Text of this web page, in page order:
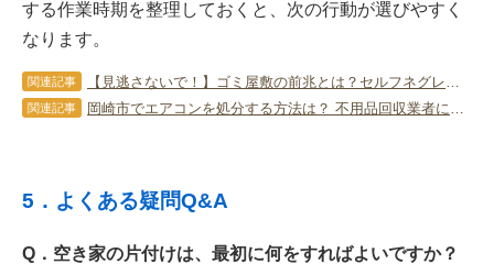
する作業時期を整理しておくと、次の行動が選びやすく
なります。
関連記事 【見逃さないで！】ゴミ屋敷の前兆とは？セルフネグレクトや認知症のサインも解説
関連記事 岡崎市でエアコンを処分する方法は？ 不用品回収業者に依頼する方法も
5．よくある疑問Q&A
Q．空き家の片付けは、最初に何をすればよいですか？